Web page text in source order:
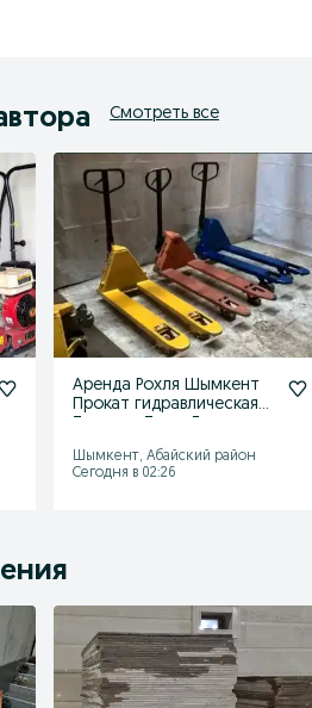
Смотреть все
Аренда Рохля Шымкент
Прокат гидравлическая
Шымкент, Абайский район
Сегодня в 02:26